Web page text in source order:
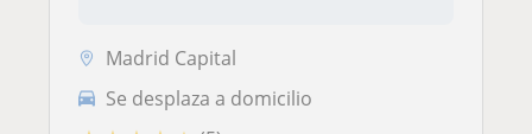
Madrid Capital
Se desplaza a domicilio